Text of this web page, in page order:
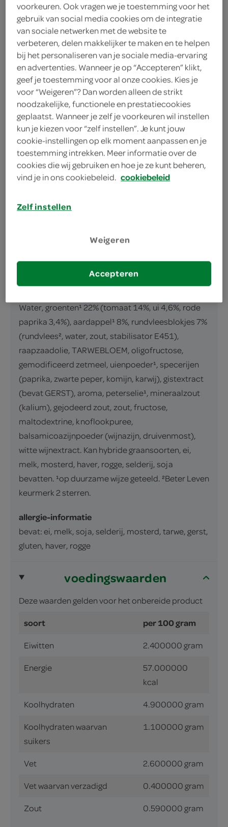
Let op: aanbiedingen zijn niet zichtbaar bij de
producten, maar worden wél automatisch
verwerkt in de winkelmand.
omschrijving
Hongaarse Goulashsoep met extra
ingrediënten
Water, groenten¹ 22% (tomaat 14%, ui 4,6%, rode
paprika 3,4%), aardappel¹ 8%, rundvleesblokjes 7%
(rundvlees², water, zout, stabilisator E451),
raapzaadolie, TARWEBLOEM, oligofructose,
gemodificeerd zetmeel, uienpoeder¹, specerijen
(paprika, zwarte peper, komijn, karwij), gistextract
(bevat GERST), aroma, peterselie¹, mineraalzout
(kalium), gejodeerd zout, zout, fructose,
maltodextrine, knoflookpuree,
balsamicoazijnpoeder (wijnazijn, druivenmost),
witte wijnextract. Kan hybride graansoorten, ei,
melk, mosterd, haver, rogge, selderij, soja
bevatten. ¹op duurzame wijze geteeld. ²Beter Leven
keurmerk 2 sterren.
allergie-informatie
bevat: ei, melk, soja, selderij, mosterd, tarwe, gerst,
gluten, haver, rogge
voedingswaarden
Deze waarden gelden voor het onbereide product
soort per 100 gram
Eiwitten 2.400000 gram
Energie
57.000000
kcal
Koolhydraten 4.900000 gram
Koolhydraten waarvan
suikers
1.100000 gram
Vet 2.600000 gram
Vet waarvan verzadigd 0.400000 gram
Zout 0.590000 gram
voorkeuren. Ook vragen we je toestemming voor het
gebruik van social media cookies om de integratie
van sociale netwerken met de website te
verbeteren, delen makkelijker te maken en te helpen
bij het personaliseren van je sociale media-ervaring
en advertenties. Wanneer je op “Accepteren” klikt,
geef je toestemming voor al onze cookies. Kies je
voor “Weigeren”? Dan worden alleen de strikt
noodzakelijke, functionele en prestatiecookies
geplaatst. Wanneer je zelf je voorkeuren wil instellen
kun je kiezen voor “zelf instellen”. Je kunt jouw
cookie-instellingen op elk moment aanpassen en je
toestemming intrekken. Meer informatie over de
cookies die wij gebruiken en hoe je ze kunt beheren,
vind je in ons cookiebeleid. cookiebeleid
Zelf instellen
Weigeren
Accepteren